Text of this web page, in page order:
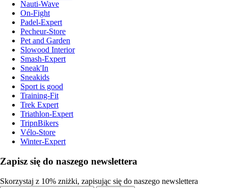
Nauti-Wave
On-Fight
Padel-Expert
Pecheur-Store
Pet and Garden
Slowood Interior
Smash-Expert
Sneak'In
Sneakids
Sport is good
Training-Fit
Trek Expert
Triathlon-Expert
TripnBikers
Vélo-Store
Winter-Expert
Zapisz się do naszego newslettera
Skorzystaj z 10% zniżki, zapisując się do naszego newslettera